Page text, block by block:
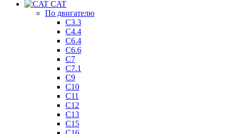
CAT
По двигателю
C3.3
C4.4
C6.4
C6.6
C7
C7.1
C9
C10
C11
C12
C13
C15